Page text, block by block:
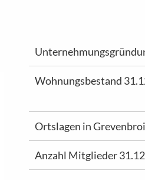
Wohnungsbestand
Ortslagen in
Anzahl Mitglieder